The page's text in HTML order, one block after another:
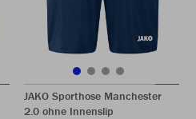
JAKO Sporthose Manchester
2.0 ohne Innenslip